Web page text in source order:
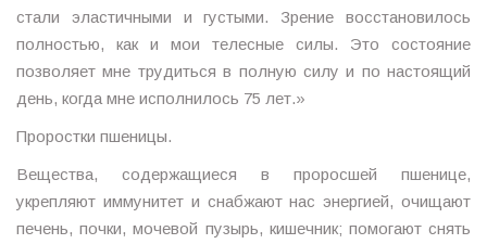
стали эластичными и густыми. Зрение восстановилось
полностью, как и мои телесные силы. Это состояние
позволяет мне трудиться в полную силу и по настоящий
день, когда мне исполнилось 75 лет.»
Проростки пшеницы.
Вещества, содержащиеся в проросшей пшенице,
укрепляют иммунитет и снабжают нас энергией, очищают
печень, почки, мочевой пузырь, кишечник; помогают снять